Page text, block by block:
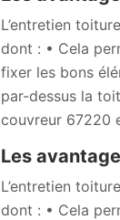
L’entretien
dont : • Cela
fixer les bons
par-dessus la
couvreur 67220
Les
L’entretien
dont : • Cela